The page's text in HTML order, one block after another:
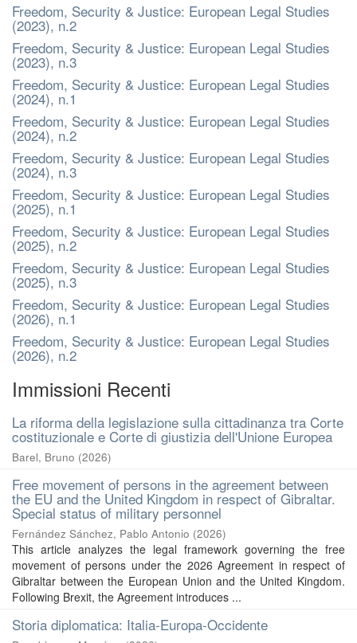
Freedom, Security & Justice: European Legal Studies
(2023), n.2
Freedom, Security & Justice: European Legal Studies
(2023), n.3
Freedom, Security & Justice: European Legal Studies
(2024), n.1
Freedom, Security & Justice: European Legal Studies
(2024), n.2
Freedom, Security & Justice: European Legal Studies
(2024), n.3
Freedom, Security & Justice: European Legal Studies
(2025), n.1
Freedom, Security & Justice: European Legal Studies
(2025), n.2
Freedom, Security & Justice: European Legal Studies
(2025), n.3
Freedom, Security & Justice: European Legal Studies
(2026), n.1
Freedom, Security & Justice: European Legal Studies
(2026), n.2
Immissioni Recenti
La riforma della legislazione sulla cittadinanza tra Corte
costituzionale e Corte di giustizia dell'Unione Europea
Barel, Bruno (2026)
Free movement of persons in the agreement between
the EU and the United Kingdom in respect of Gibraltar.
Special status of military personnel
Fernández Sánchez, Pablo Antonio (2026)
This article analyzes the legal framework governing the free
movement of persons under the 2026 Agreement in respect of
Gibraltar between the European Union and the United Kingdom.
Following Brexit, the Agreement introduces ...
Storia diplomatica: Italia-Europa-Occidente